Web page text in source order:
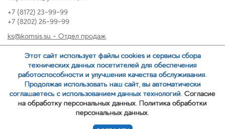
+7 (8172) 23-99-99
+7 (8202) 26-99-99
ks@komsis.su - Отдел продаж
oz@komsis.su - Отдел закупок
ЗАКАЗАТЬ ЗВОНОК
Этот сайт использует файлы cookies и сервисы сбора
технических данных посетителей для обеспечения
работоспособности и улучшения качества обслуживания.
Продолжая использовать наш сайт, вы автоматически
соглашаетесь с использованием данных технологий. Согласие
на обработку персональных данных. Политика обработки
персональных данных.